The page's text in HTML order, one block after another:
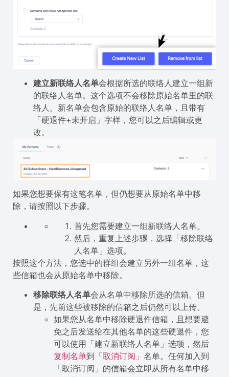
建立新联络人名单会根据所选的联络人建立一组新
的联络人名单。这个选项不会移除原始名单里的联
络人。新名单会包含原始的联络人名单，且带有
「硬退件+未开启」字样，您可以之后编辑或更
改。
如果您想要保有这笔名单，但仍想要从原始名单中移
除，请按照以下步骤。
首先您需要建立一组新联络人名单。
然后，重复上述步骤，选择「移除联络
人名单」选项。
按照这个方法，您选中的群组会建立另外一组名单，这
些信箱也会从原始名单中移除。
移除联络人名单会从名单中移除所选的信箱。但
是，先前这些被移除的信箱之后仍然可以上传。
如果您从名单中移除硬退件信箱，且想要避
免之后发送给在其他名单的这些硬退件，您
可以使用「建立新联络人名单」选项，然后
复制名单到 「取消订阅」 名单。任何加入到
「取消订阅」的信箱会立即从所有名单中移